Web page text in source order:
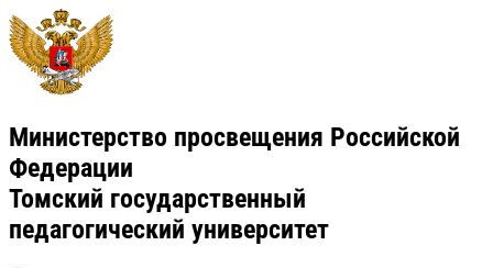
Министерство просвещения Российской
Федерации
Томский государственный
педагогический университет